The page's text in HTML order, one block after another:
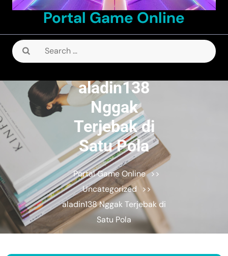
Portal Game Online
Search
for:
aladin138
Nggak
Terjebak di
Satu Pola
Portal Game Online >>
Uncategorized >>
aladin138 Nggak Terjebak di
Satu Pola